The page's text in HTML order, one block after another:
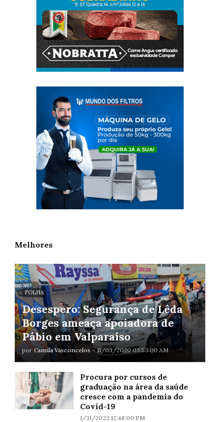
Melhores
FOLHA
Desespero: Segurança de Lêda
Borges ameaça apoiadora de
Pábio em Valparaíso
por Camila Vasconcelos - 11/03/2020 03:53:00 AM
Procura por cursos de
graduação na área da saúde
cresce com a pandemia do
Covid-19
1/31/2022 12:48:00 PM